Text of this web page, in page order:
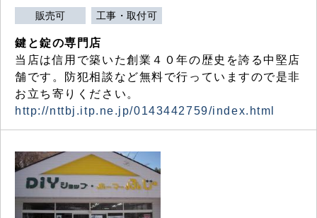
販売可 工事・取付可
鍵と錠の専門店
当店は信用で築いた創業４０年の歴史を誇る中堅店
舗です。防犯相談など無料で行っていますので是非
お立ち寄りください。
http://nttbj.itp.ne.jp/0143442759/index.html